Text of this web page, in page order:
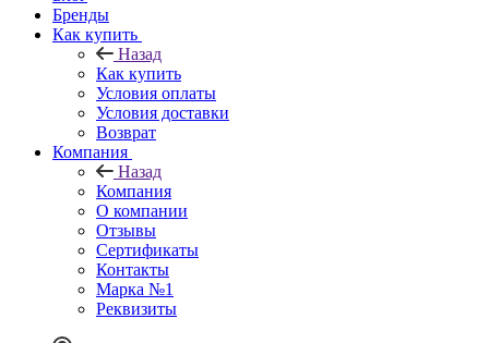
Бренды
Как купить
Назад
Как купить
Условия оплаты
Условия доставки
Возврат
Компания
Назад
Компания
О компании
Отзывы
Сертификаты
Контакты
Марка №1
Реквизиты